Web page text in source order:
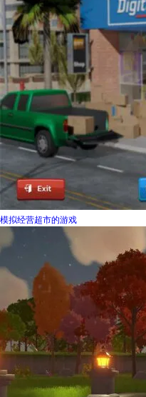
模拟经营超市的游戏